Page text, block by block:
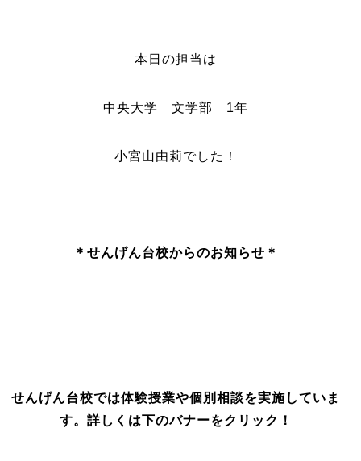
本日の担当は
中央大学 文学部 1年
小宮山由莉でした！
＊せんげん台校からのお知らせ＊
せんげん台校では体験授業や個別相談を実施していま
す。詳しくは下のバナーをクリック！